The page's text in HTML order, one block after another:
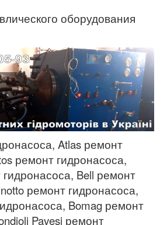
оборудования
Atlas ремонт
ремонт гидронасоса,
, Bell ремонт
ремонт гидронасоса,
, Bomag ремонт
Pavesi ремонт